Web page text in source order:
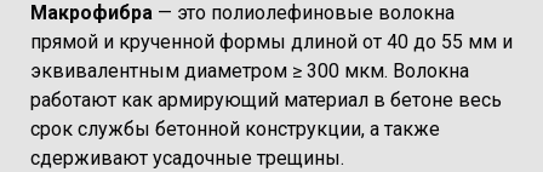
Макрофибра — это полиолефиновые волокна
прямой и крученной формы длиной от 40 до 55 мм и
эквивалентным диаметром ≥ 300 мкм. Волокна
работают как армирующий материал в бетоне весь
срок службы бетонной конструкции, а также
сдерживают усадочные трещины.